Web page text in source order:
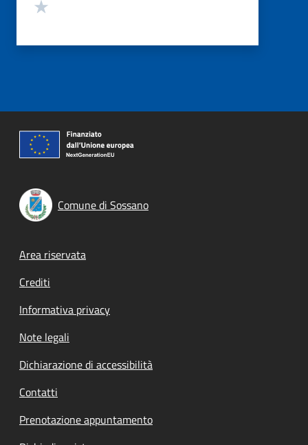
Comune di Sossano
Footer menu
Area riservata
Crediti
Informativa privacy
Note legali
Dichiarazione di accessibilità
Contatti
Prenotazione appuntamento